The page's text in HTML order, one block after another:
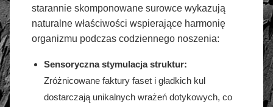
starannie skomponowane surowce wykazują
naturalne właściwości wspierające harmonię
organizmu podczas codziennego noszenia:
Sensoryczna stymulacja struktur:
Zróżnicowane faktury faset i gładkich kul
dostarczają unikalnych wrażeń dotykowych, co